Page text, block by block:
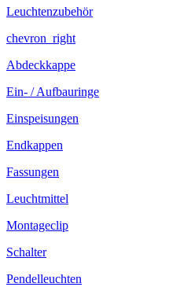
Leuchtenzubehör
chevron_right
Abdeckkappe
Ein- / Aufbauringe
Einspeisungen
Endkappen
Fassungen
Leuchtmittel
Montageclip
Schalter
Pendelleuchten